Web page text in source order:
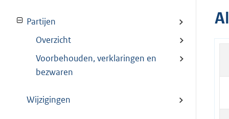
Partijen
Overzicht
Voorbehouden, verklaringen en
bezwaren
Wijzigingen